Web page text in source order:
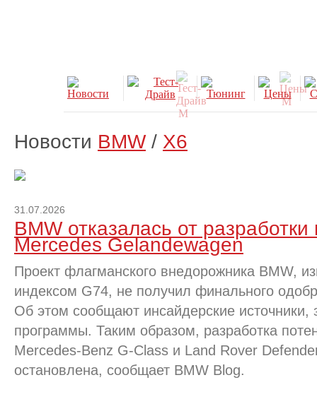
Новости BMW/ X6
31.07.2026
BMW отказалась от разработки
Mercedes Gelandewagen
Проект флагманского внедорожника BMW,
индексом G74, не получил финального
Об этом сообщают инсайдерские источники,
программы. Таким образом, разработка
Mercedes-Benz G-Class и Land Rover
остановлена, сообщает BMW Blog.